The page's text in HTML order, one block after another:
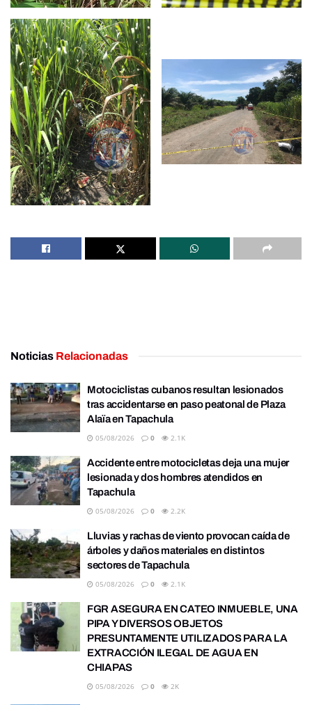
Noticias Relacionadas
Motociclistas cubanos resultan lesionados
tras accidentarse en paso peatonal de Plaza
Alaïa en Tapachula
05/08/2026 0 2.1K
Accidente entre motocicletas deja una mujer
lesionada y dos hombres atendidos en
Tapachula
05/08/2026 0 2.2K
Lluvias y rachas de viento provocan caída de
árboles y daños materiales en distintos
sectores de Tapachula
05/08/2026 0 2.1K
FGR ASEGURA EN CATEO INMUEBLE, UNA
PIPA Y DIVERSOS OBJETOS
PRESUNTAMENTE UTILIZADOS PARA LA
EXTRACCIÓN ILEGAL DE AGUA EN
CHIAPAS
05/08/2026 0 2K